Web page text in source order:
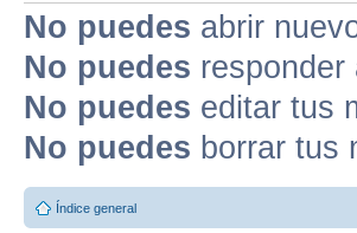
No puedes abrir
No puedes responder
No puedes editar tus
No puedes borrar tus
Índice general